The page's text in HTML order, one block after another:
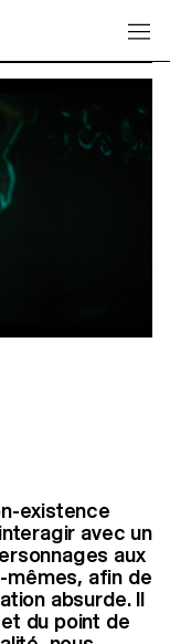
existence
avec un
aux
mêmes, afin de
absurde. Il
du point de